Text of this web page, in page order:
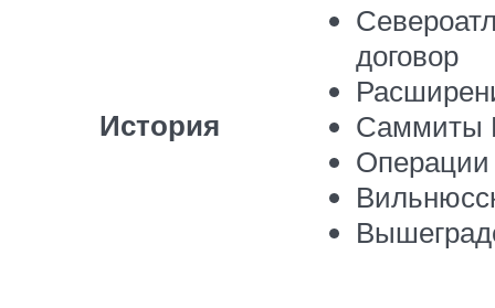
История
договор
Саммиты